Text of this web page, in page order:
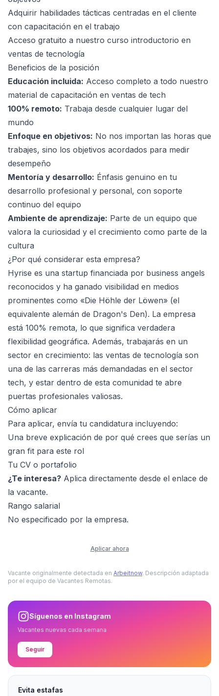
Adquirir habilidades tácticas centradas en el cliente
con capacitación en el trabajo
Acceso gratuito a nuestro curso introductorio en
ventas de tecnología
Beneficios de la posición
Educación incluida: Acceso completo a todo nuestro
material de capacitación en ventas de tech
100% remoto: Trabaja desde cualquier lugar del
mundo
Enfoque en objetivos: No nos importan las horas que
trabajes, sino los objetivos acordados para medir
desempeño
Mentoría y desarrollo: Énfasis genuino en tu
desarrollo profesional y personal, con soporte
continuo del equipo
Ambiente de aprendizaje: Parte de un equipo que
valora la curiosidad y el crecimiento como parte de la
cultura
¿Por qué considerar esta empresa?
Hyrise es una startup financiada por business angels
reconocidos y ha ganado visibilidad en medios
prominentes como «Die Höhle der Löwen» (el
equivalente alemán de Dragon's Den). La empresa
está 100% remota, lo que significa verdadera
flexibilidad geográfica. Además, trabajarás en un
sector en crecimiento: las ventas de tecnología son
una de las carreras más demandadas en el sector
tech, y estar dentro de esta comunidad te abre
puertas profesionales valiosas.
Cómo aplicar
Para aplicar, envía tu candidatura incluyendo:
Una breve explicación de por qué crees que serías un
gran fit para este rol
Tu CV o portafolio
¿Te interesa? Aplica directamente desde el enlace de
la vacante.
Rango salarial
No especificado por la empresa.
Aplicar ahora
Vacante originalmente detectada en Arbeitnow. Descripción adaptada
por el equipo de Vacantes Remotas.
Síguenos en Instagram
Vacantes nuevas cada semana
Seguir
Evita estafas